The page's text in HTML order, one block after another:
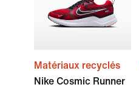
Matériaux recyclés
Nike Cosmic Runner